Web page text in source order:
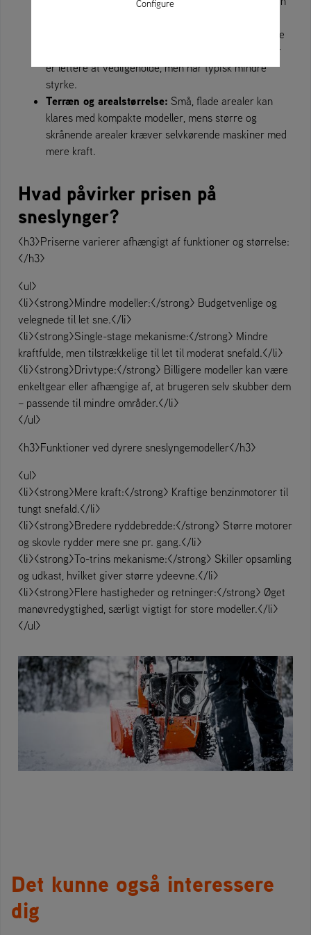
Benzindrevne sneslynger tilbyder mere
kraft, men kræver mere vedligeholdelse. El-modeller
er lettere at vedligeholde, men har typisk mindre
styrke.
Terræn og arealstørrelse: Små, flade arealer kan
klares med kompakte modeller, mens større og
skrånende arealer kræver selvkørende maskiner med
mere kraft.
Hvad påvirker prisen på
sneslynger?
<h3>Priserne varierer afhængigt af funktioner og størrelse:
</h3>
<ul>
<li><strong>Mindre modeller:</strong> Budgetvenlige og
velegnede til let sne.</li>
<li><strong>Single-stage mekanisme:</strong> Mindre
kraftfulde, men tilstrækkelige til let til moderat snefald.</li>
<li><strong>Drivtype:</strong> Billigere modeller kan være
enkeltgear eller afhængige af, at brugeren selv skubber dem
– passende til mindre områder.</li>
</ul>
<h3>Funktioner ved dyrere sneslyngemodeller</h3>
<ul>
<li><strong>Mere kraft:</strong> Kraftige benzinmotorer til
tungt snefald.</li>
<li><strong>Bredere ryddebredde:</strong> Større motorer
og skovle rydder mere sne pr. gang.</li>
<li><strong>To-trins mekanisme:</strong> Skiller opsamling
og udkast, hvilket giver større ydeevne.</li>
<li><strong>Flere hastigheder og retninger:</strong> Øget
manøvredygtighed, særligt vigtigt for store modeller.</li>
</ul>
Det kunne også interessere
dig
Configure